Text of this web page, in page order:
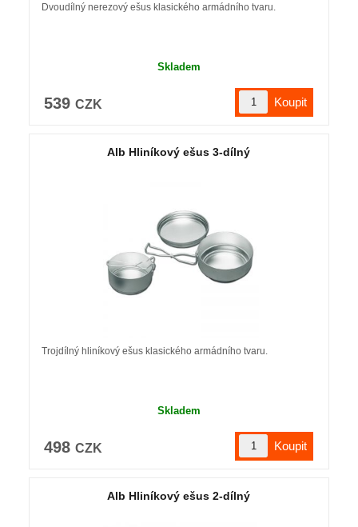
Dvoudílný nerezový ešus klasického armádního tvaru.
Skladem
539 CZK
Alb Hliníkový ešus 3-dílný
Trojdílný hliníkový ešus klasického armádního tvaru.
Skladem
498 CZK
Alb Hliníkový ešus 2-dílný